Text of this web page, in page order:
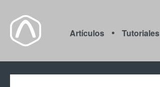
Artículos Tutoriales